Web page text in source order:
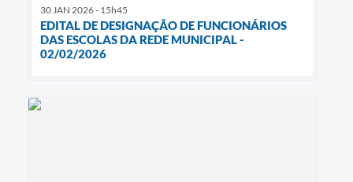
30 JAN 2026 - 15h45
EDITAL DE DESIGNAÇÃO DE FUNCIONÁRIOS
DAS ESCOLAS DA REDE MUNICIPAL -
02/02/2026